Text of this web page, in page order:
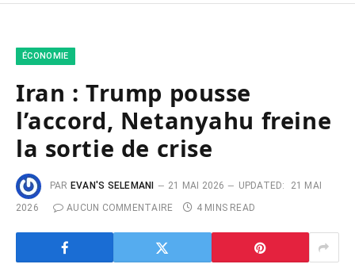
ÉCONOMIE
Iran : Trump pousse
l’accord, Netanyahu freine
la sortie de crise
PAR EVAN'S SELEMANI 21 MAI 2026 UPDATED:
21 MAI
2026
AUCUN COMMENTAIRE 4 MINS READ